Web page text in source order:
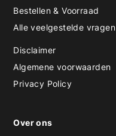
Bestellen & Voorraad
Alle veelgestelde vragen
Disclaimer
Algemene voorwaarden
Privacy Policy
Over ons